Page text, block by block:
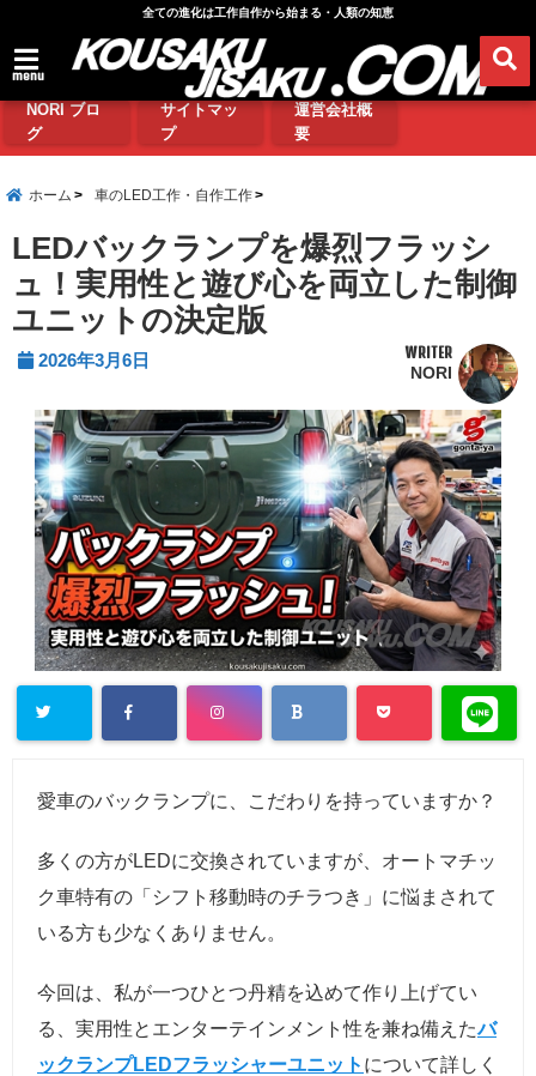
全ての進化は工作自作から始まる・人類の知恵
menu
NORI ブロ
グ
サイトマッ
プ
運営会社概
要
ホーム 車のLED工作・自作工作
LEDバックランプを爆烈フラッシ
ュ！実用性と遊び心を両立した制御
ユニットの決定版
2026年3月6日 WRITER
NORI
愛車のバックランプに、こだわりを持っていますか？
多くの方がLEDに交換されていますが、オートマチッ
ク車特有の「シフト移動時のチラつき」に悩まされて
いる方も少なくありません。
今回は、私が一つひとつ丹精を込めて作り上げてい
る、実用性とエンターテインメント性を兼ね備えたバ
ックランプLEDフラッシャーユニット について詳しく